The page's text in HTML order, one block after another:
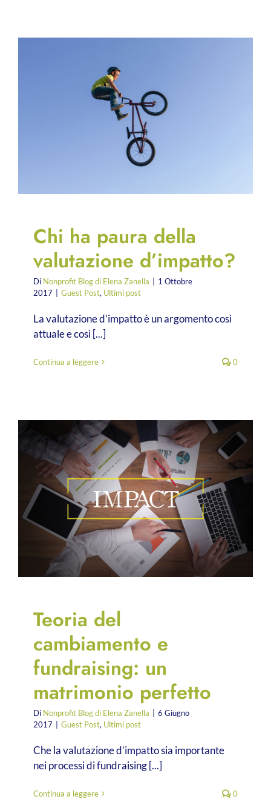
Chi ha paura della
valutazione d’impatto?
Di Nonprofit Blog di Elena Zanella
1 Ottobre
2017
Guest Post, Ultimi post
La valutazione d’impatto è un argomento così
attuale e così [...]
Continua a leggere 0
Teoria del
cambiamento e
fundraising: un
matrimonio perfetto
Di Nonprofit Blog di Elena Zanella
6 Giugno
2017
Guest Post, Ultimi post
Che la valutazione d’impatto sia importante
nei processi di fundraising [...]
Continua a leggere 0